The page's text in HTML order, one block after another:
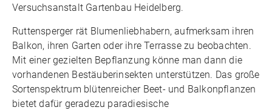
Versuchsanstalt Gartenbau Heidelberg.
Ruttensperger rät Blumenliebhabern, aufmerksam ihren
Balkon, ihren Garten oder ihre Terrasse zu beobachten.
Mit einer gezielten Bepflanzung könne man dann die
vorhandenen Bestäuberinsekten unterstützen. Das große
Sortenspektrum blütenreicher Beet- und Balkonpflanzen
bietet dafür geradezu paradiesische